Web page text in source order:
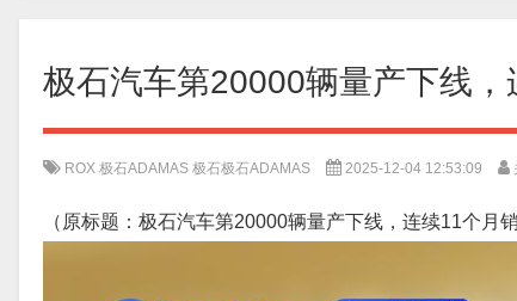
极石汽车第20000辆量产下线
ROX 极石ADAMAS 极石极石ADAMAS 2025-12-04 12:53:09
（原标题：极石汽车第20000辆量产下线，连续11个月